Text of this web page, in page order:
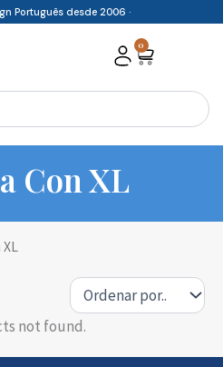
Português desde 2006 ·
0
Cart
Con XL
not found.